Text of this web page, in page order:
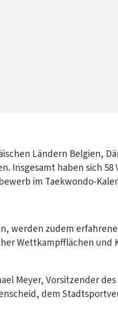
Ländern Belgien,
Insgesamt haben sich
im Taekwondo-
werden zudem
Wettkampfflächen
Meyer, Vorsitzender
dem